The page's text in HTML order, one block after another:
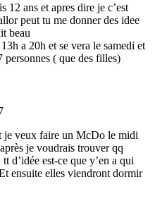
12 ans et apres dire je c’est
peut tu me donner des idee
beau
a 20h et se vera le samedi et
personnes ( que des filles)
je veux faire un McDo le midi
je voudrais trouver qq
d’idée est-ce que y’en a qui
ensuite elles viendront dormir